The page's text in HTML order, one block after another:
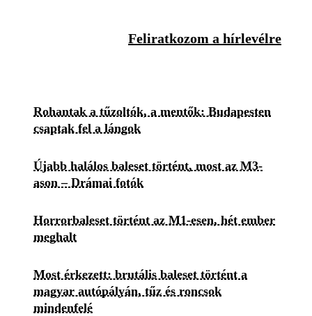
Feliratkozom a hírlevélre
Rohantak a tűzoltók, a mentők: Budapesten
csaptak fel a lángok
Újabb halálos baleset történt, most az M3-
ason – Drámai fotók
Horrorbaleset történt az M1-esen, hét ember
meghalt
Most érkezett: brutális baleset történt a
magyar autópályán, tűz és roncsok
mindenfelé